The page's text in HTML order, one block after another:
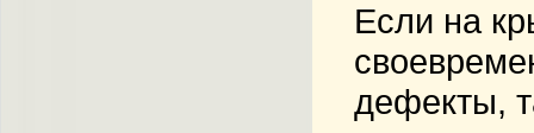
Если на
дефекты,